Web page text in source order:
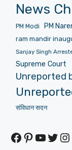
News
PM Modi
PM
ram mandir
Sanjay Singh
Supreme Court
Unreported
संविधान सदन
Facebook